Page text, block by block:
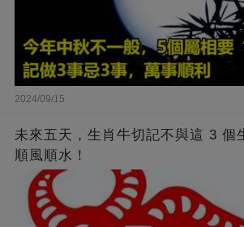
2024/09/15
未來五天，生肖牛切記不與這 3 個
順風順水！